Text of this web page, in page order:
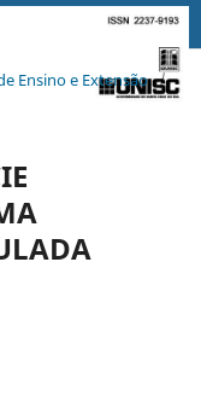
Ensino e Extensão /